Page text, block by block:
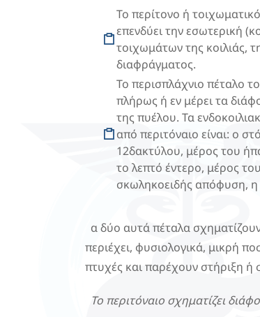
Το περίτονο ή
επενδύει την εσωτερική
τοιχωμάτων της κοιλιάς,
διαφράγματος.
Το περισπλάχνιο πέταλο
πλήρως ή εν μέρει τα
της πυέλου. Τα
από περιτόναιο είναι: ο
12δακτύλου, μέρος του
το λεπτό έντερο, μέρος
σκωληκοειδής απόφυση,
α δύο αυτά πέταλα
περιέχει, φυσιολογικά, μικρή
πτυχές και παρέχουν στήριξη
Το περιτόναιο σχηματίζει